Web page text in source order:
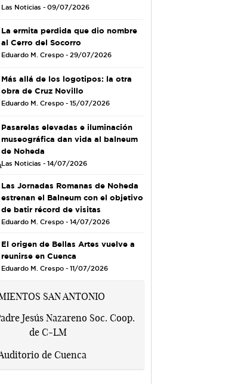
Las Noticias - 09/07/2026
La ermita perdida que dio nombre
al Cerro del Socorro
Eduardo M. Crespo - 29/07/2026
Más allá de los logotipos: la otra
obra de Cruz Novillo
Eduardo M. Crespo - 15/07/2026
Pasarelas elevadas e iluminación
museográfica dan vida al balneum
de Noheda
Las Noticias - 14/07/2026
Las Jornadas Romanas de Noheda
estrenan el Balneum con el objetivo
de batir récord de visitas
Eduardo M. Crespo - 14/07/2026
El origen de Bellas Artes vuelve a
reunirse en Cuenca
Eduardo M. Crespo - 11/07/2026